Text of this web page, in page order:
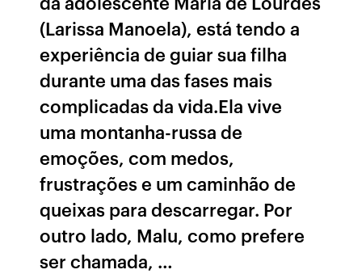
(Larissa Manoela), está tendo a
experiência de guiar sua filha
durante uma das fases mais
complicadas da vida.Ela vive
uma montanha-russa de
emoções, com medos,
frustrações e um caminhão de
queixas para descarregar. Por
outro lado, Malu, como prefere
ser chamada, …